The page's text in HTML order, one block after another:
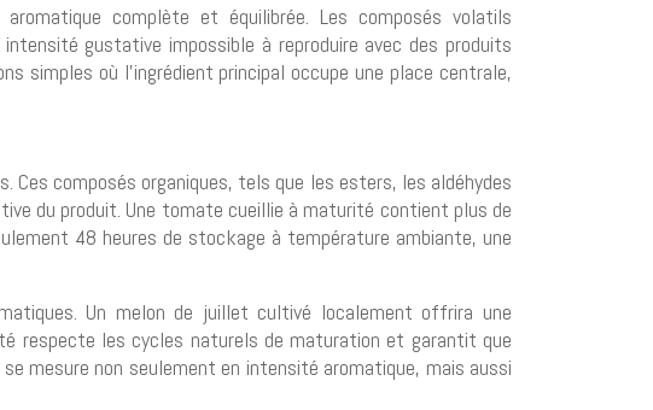
complète et équilibrée. Les composés volatils
gustative impossible à reproduire avec des produits
simples où l’ingrédient principal occupe une place centrale,
composés organiques, tels que les esters, les aldéhydes
du produit. Une tomate cueillie à maturité contient plus de
48 heures de stockage à température ambiante, une
Un melon de juillet cultivé localement offrira une
respecte les cycles naturels de maturation et garantit que
mesure non seulement en intensité aromatique, mais aussi